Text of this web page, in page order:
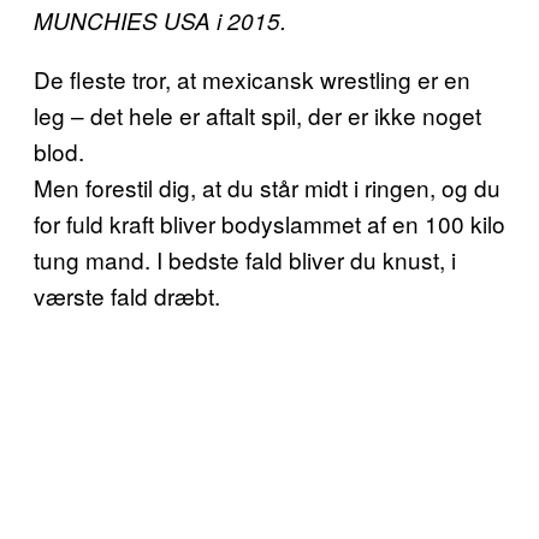
MUNCHIES USA i 2015.
De fleste tror, at mexicansk wrestling er en
leg – det hele er aftalt spil, der er ikke noget
blod.
Men forestil dig, at du står midt i ringen, og du
for fuld kraft bliver bodyslammet af en 100 kilo
tung mand. I bedste fald bliver du knust, i
værste fald dræbt.